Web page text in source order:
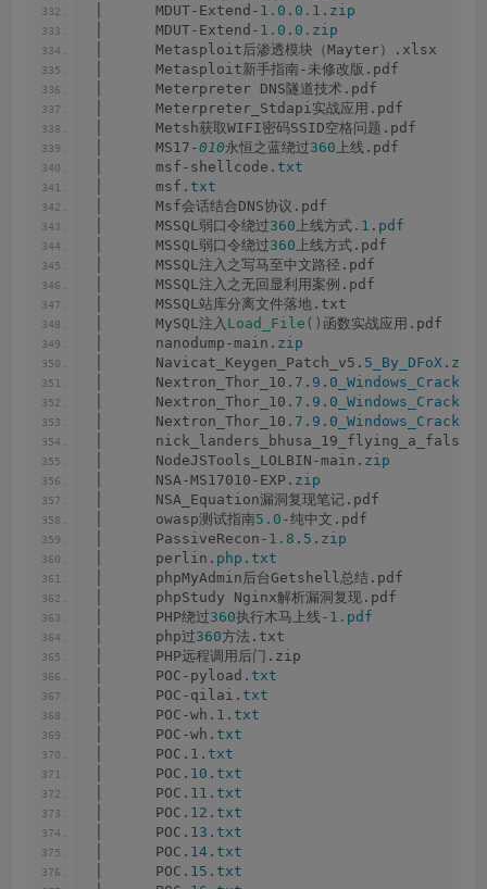
│      MDUT-Extend- 1.0 . 0.1 . zip
│      MDUT-Extend- 1.0 . 0. zip
│      Metasploit后渗透模块（Mayter）.xlsx
│      Metasploit新手指南-未修改版.pdf
│      Meterpreter DNS隧道技术.pdf
│      Meterpreter_Stdapi实战应用.pdf
│      Metsh获取WIFI密码SSID空格问题.pdf
│      MS17-010永恒之蓝绕过360 上线.pdf
│      msf-shellcode. txt
│      msf. txt
│      Msf会话结合DNS协议.pdf
│      MSSQL弱口令绕过360 上线方式 .1 . pdf
│      MSSQL弱口令绕过360 上线方式.pdf
│      MSSQL注入之写马至中文路径.pdf
│      MSSQL注入之无回显利用案例.pdf
│      MSSQL站库分离文件落地.txt
│      MySQL注入 Load_File () 函数实战应用.pdf
│      nanodump-main. zip
│      Navicat_Keygen_Patch_v5. 5_By_DFoX . zip
│      Nextron_Thor_10. 7 . 9 .
│      Nextron_Thor_10. 7 . 9 .
│      Nextron_Thor_10. 7 . 9 .
│
│      NodeJSTools_LOLBIN-main. zip
│      NSA-MS17010-EXP. zip
│      NSA_Equation漏洞复现笔记.pdf
│      owasp测试指南5.0 -纯中文.pdf
│      PassiveRecon- 1.8 . 5 . zip
│      perlin. php . txt
│      phpMyAdmin后台Getshell总结.pdf
│      phpStudy Nginx解析漏洞复现.pdf
│      PHP绕过360执行木马上线-1. pdf
│      php过360方法.txt
│      PHP远程调用后门.zip
│      POC-pyload. txt
│      POC-qilai. txt
│      POC-wh. 1 . txt
│      POC-wh. txt
│      POC. 1 . txt
│      POC. 10 . txt
│      POC. 11 . txt
│      POC. 12 . txt
│      POC. 13 . txt
│      POC. 14 . txt
│      POC. 15 . txt